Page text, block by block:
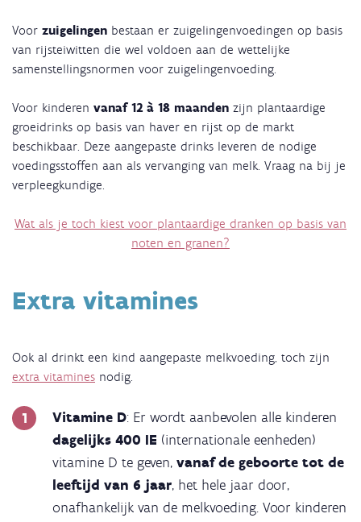
Voor zuigelingen bestaan er zuigelingenvoedingen op basis
van rijsteiwitten die wel voldoen aan de wettelijke
samenstellingsnormen voor zuigelingenvoeding.
Voor kinderen vanaf 12 à 18 maanden zijn plantaardige
groeidrinks op basis van haver en rijst op de markt
beschikbaar. Deze aangepaste drinks leveren de nodige
voedingsstoffen aan als vervanging van melk. Vraag na bij je
verpleegkundige.
Wat als je toch kiest voor plantaardige dranken op basis van
noten en granen?
Extra vitamines
Ook al drinkt een kind aangepaste melkvoeding, toch zijn
extra vitamines nodig.
Vitamine D: Er wordt aanbevolen alle kinderen
dagelijks 400 IE (internationale eenheden)
vitamine D te geven, vanaf de geboorte tot de
leeftijd van 6 jaar, het hele jaar door,
onafhankelijk van de melkvoeding. Voor kinderen